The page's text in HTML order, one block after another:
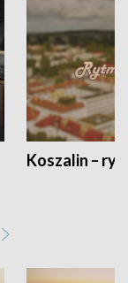
Koszalin –